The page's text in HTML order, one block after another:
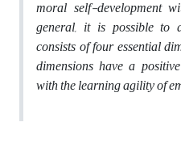
moral self-development
general, it is possible to
consists of four essential
dimensions have a
with the learning agility of